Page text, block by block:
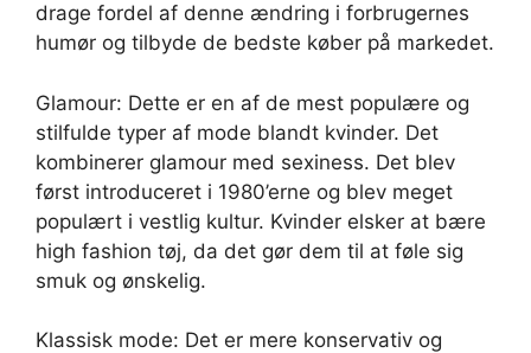
drage fordel af denne ændring i forbrugernes
humør og tilbyde de bedste køber på markedet.
Glamour: Dette er en af de mest populære og
stilfulde typer af mode blandt kvinder. Det
kombinerer glamour med sexiness. Det blev
først introduceret i 1980’erne og blev meget
populært i vestlig kultur. Kvinder elsker at bære
high fashion tøj, da det gør dem til at føle sig
smuk og ønskelig.
Klassisk mode: Det er mere konservativ og